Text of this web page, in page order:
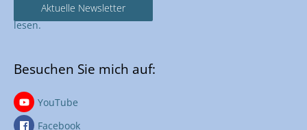
Aktuelle Newsletter
lesen.
Besuchen Sie mich auf:
YouTube
Facebook